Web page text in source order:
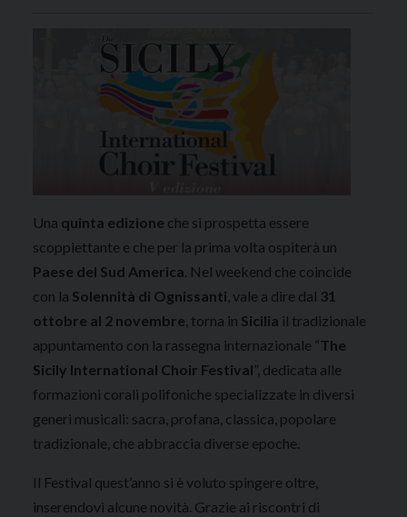
Una quinta edizione che si prospetta essere
scoppiettante e che per la prima volta ospiterà un
Paese del Sud America. Nel weekend che coincide
con la Solennità di Ognissanti , vale a dire dal 31
ottobre al 2 novembre , torna in Sicilia il tradizionale
appuntamento con la rassegna internazionale “The
Sicily International Choir Festival”, dedicata alle
formazioni corali polifoniche specializzate in diversi
generi musicali: sacra, profana, classica, popolare
tradizionale, che abbraccia diverse epoche.
Il Festival quest’anno si è voluto spingere oltre,
inserendovi alcune novità. Grazie ai riscontri di